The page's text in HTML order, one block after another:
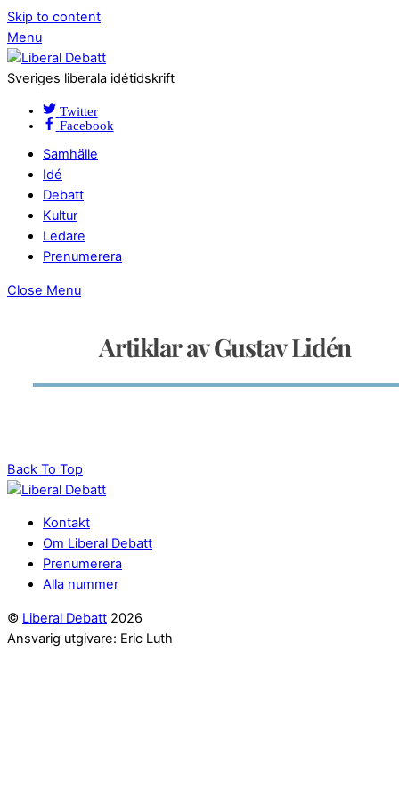
Skip to content
Menu
Sveriges liberala idétidskrift
Twitter
Facebook
Samhälle
Idé
Debatt
Kultur
Ledare
Prenumerera
Close Menu
Artiklar av Gustav Lidén
Back To Top
Kontakt
Om Liberal Debatt
Prenumerera
Alla nummer
© Liberal Debatt 2026
Ansvarig utgivare: Eric Luth